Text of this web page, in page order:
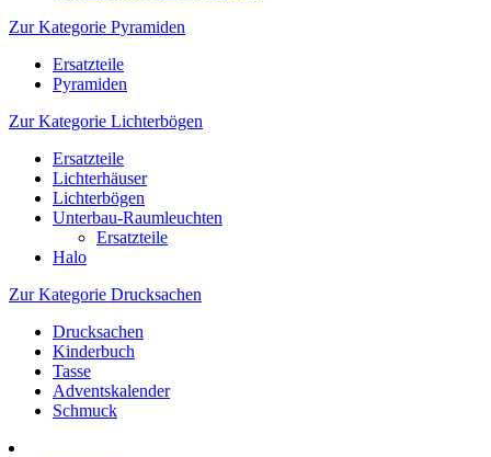
Zur Kategorie Pyramiden
Ersatzteile
Pyramiden
Zur Kategorie Lichterbögen
Ersatzteile
Lichterhäuser
Lichterbögen
Unterbau-Raumleuchten
Ersatzteile
Halo
Zur Kategorie Drucksachen
Drucksachen
Kinderbuch
Tasse
Adventskalender
Schmuck